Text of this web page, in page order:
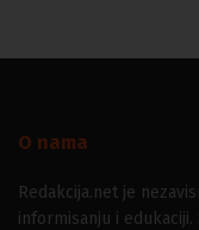
O nama
Redakcija.net je
informisanju i